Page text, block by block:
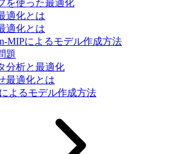
を使った最適化
適化とは
適化とは
MIPによるモデル作成方法
題
分析と最適化
最適化とは
よるモデル作成方法